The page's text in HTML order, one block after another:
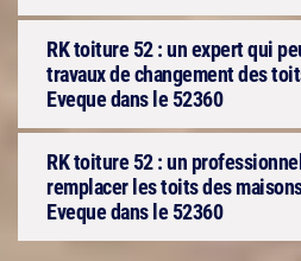
RK toiture 52 : un expert qui
travaux de changement des
Eveque dans le 52360
RK toiture 52 : un
remplacer les toits des
Eveque dans le 52360